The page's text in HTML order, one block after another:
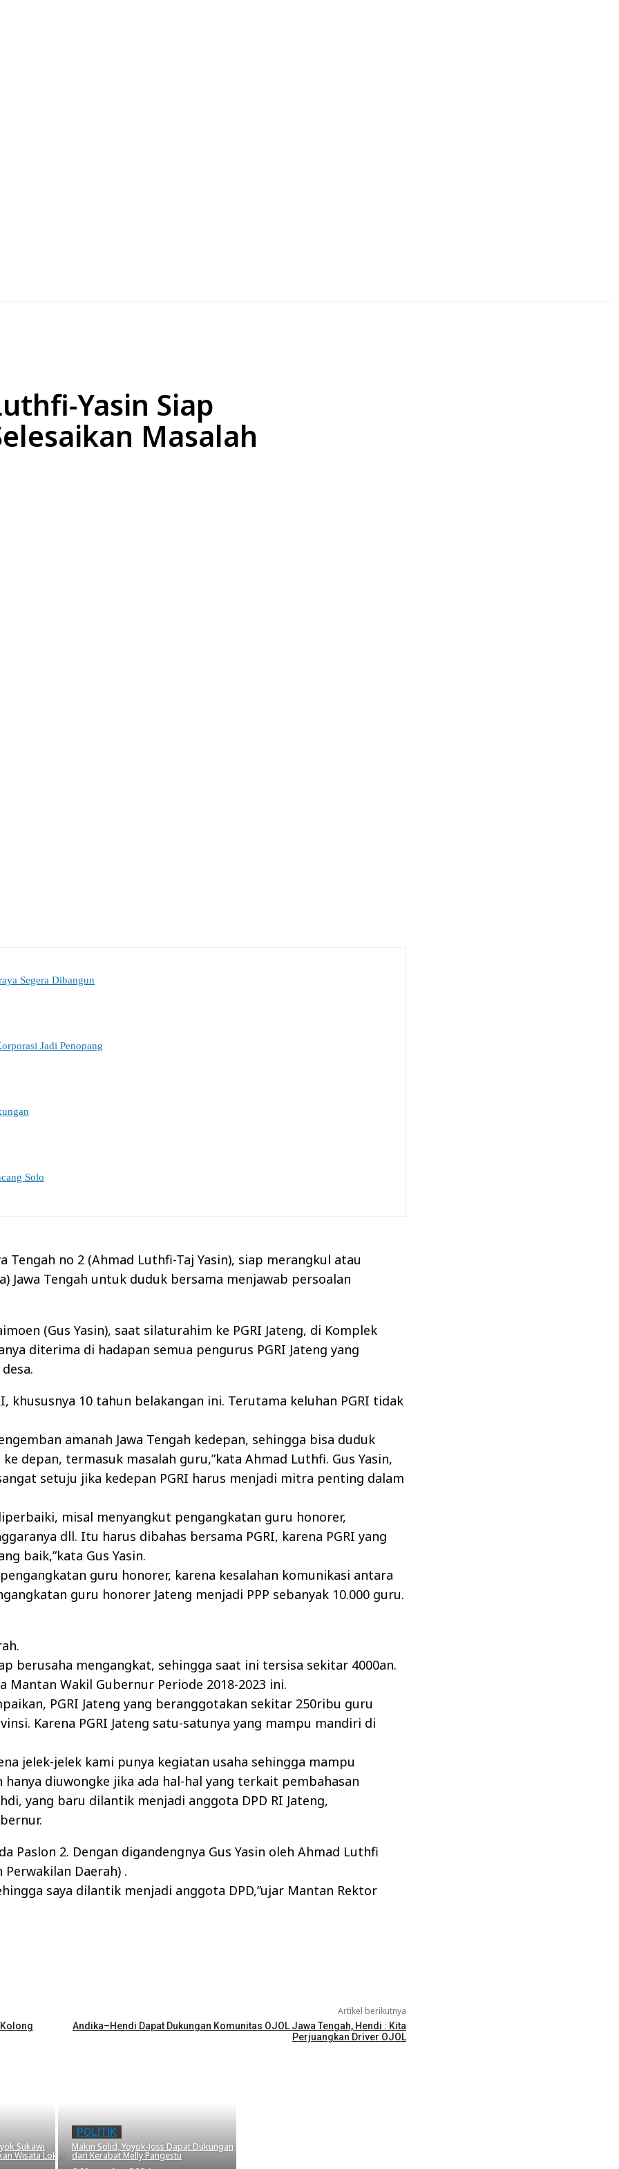
Yasin Siap
Masalah
Segera Dibangun
Jadi Penopang
Solo
Tengah no 2 (Ahmad Luthfi-Taj Yasin), siap merangkul atau
Jawa Tengah untuk duduk bersama menjawab persoalan
(Gus Yasin), saat silaturahim ke PGRI Jateng, di Komplek
diterima di hadapan semua pengurus PGRI Jateng yang
khususnya 10 tahun belakangan ini. Terutama keluhan PGRI tidak
amanah Jawa Tengah kedepan, sehingga bisa duduk
depan, termasuk masalah guru,”kata Ahmad Luthfi. Gus Yasin,
setuju jika kedepan PGRI harus menjadi mitra penting dalam
misal menyangkut pengangkatan guru honorer,
dll. Itu harus dibahas bersama PGRI, karena PGRI yang
baik,”kata Gus Yasin.
guru honorer, karena kesalahan komunikasi antara
guru honorer Jateng menjadi PPP sebanyak 10.000 guru.
berusaha mengangkat, sehingga saat ini tersisa sekitar 4000an.
Wakil Gubernur Periode 2018-2023 ini.
PGRI Jateng yang beranggotakan sekitar 250ribu guru
Karena PGRI Jateng satu-satunya yang mampu mandiri di
jelek-jelek kami punya kegiatan usaha sehingga mampu
diuwongke jika ada hal-hal yang terkait pembahasan
yang baru dilantik menjadi anggota DPD RI Jateng,
2. Dengan digandengnya Gus Yasin oleh Ahmad Luthfi
Daerah) .
saya dilantik menjadi anggota DPD,”ujar Mantan Rektor
Artikel berikutnya
Andika–Hendi Dapat Dukungan Komunitas OJOL Jawa Tengah, Hendi : Kita
Perjuangkan Driver OJOL
Sukawi
Wisata Lokal
POLITIK
Makin Solid, Yoyok-Joss Dapat Dukungan
dari Kerabat Melly Pangestu